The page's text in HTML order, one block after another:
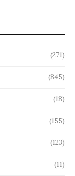
(271)
(845)
(18)
(155)
(123)
(11)